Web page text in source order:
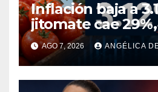
Inflación baja a
jitomate cae
cebolla y vuelos
encarecen
AGO 7, 2026 ANGÉLICA